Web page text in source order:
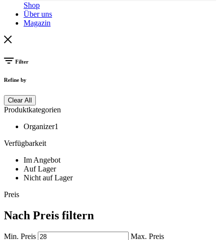
Shop
Über uns
Magazin
Filter
Refine by
Clear All
Produktkategorien
Organizer1
Verfügbarkeit
Im Angebot
Auf Lager
Nicht auf Lager
Preis
Nach Preis filtern
Min. Preis Max. Preis